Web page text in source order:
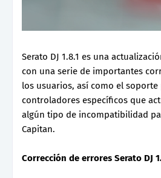
Serato DJ 1.8.1 es una
con una serie de importantes
los usuarios, así como el soporte
controladores específicos que
algún tipo de incompatibilidad
Capitan.
Corrección de errores Serato DJ